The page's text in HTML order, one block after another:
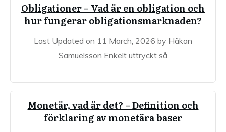
Obligationer – Vad är en obligation och
hur fungerar obligationsmarknaden?
Last Updated on 11 March, 2026 by Håkan
Samuelsson Enkelt uttryckt så
Monetär, vad är det? – Definition och
förklaring av monetära baser